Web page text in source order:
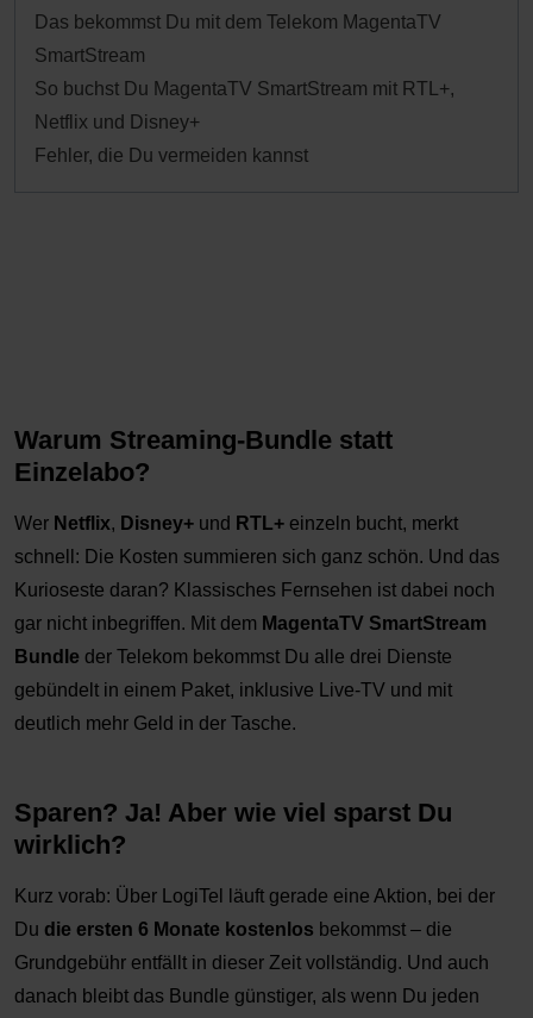
Das bekommst Du mit dem Telekom MagentaTV
SmartStream
So buchst Du MagentaTV SmartStream mit RTL+,
Netflix und Disney+
Fehler, die Du vermeiden kannst
Warum Streaming-Bundle statt
Einzelabo?
Wer Netflix, Disney+ und RTL+ einzeln bucht, merkt
schnell: Die Kosten summieren sich ganz schön. Und das
Kurioseste daran? Klassisches Fernsehen ist dabei noch
gar nicht inbegriffen. Mit dem MagentaTV SmartStream
Bundle der Telekom bekommst Du alle drei Dienste
gebündelt in einem Paket, inklusive Live-TV und mit
deutlich mehr Geld in der Tasche.
Sparen? Ja! Aber wie viel sparst Du
wirklich?
Kurz vorab: Über LogiTel läuft gerade eine Aktion, bei der
Du die ersten 6 Monate kostenlos bekommst – die
Grundgebühr entfällt in dieser Zeit vollständig. Und auch
danach bleibt das Bundle günstiger, als wenn Du jeden